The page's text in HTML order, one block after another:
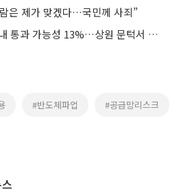
은 제가 맞겠다…국민께 사죄”
美 클래리티 법안 연내 통과 가능성 13%…상원 문턱서 제동
#반도체파업 #공급망리스크